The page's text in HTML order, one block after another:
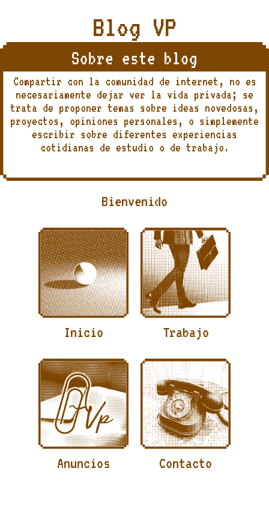
Blog VP
Sobre este blog
Compartir con la comunidad de internet, no es
necesariamente dejar ver la vida privada; se
trata de proponer temas sobre ideas novedosas,
proyectos, opiniones personales, o simplemente
escribir sobre diferentes experiencias
cotidianas de estudio o de trabajo.
Bienvenido
Inicio Trabajo
Anuncios Contacto